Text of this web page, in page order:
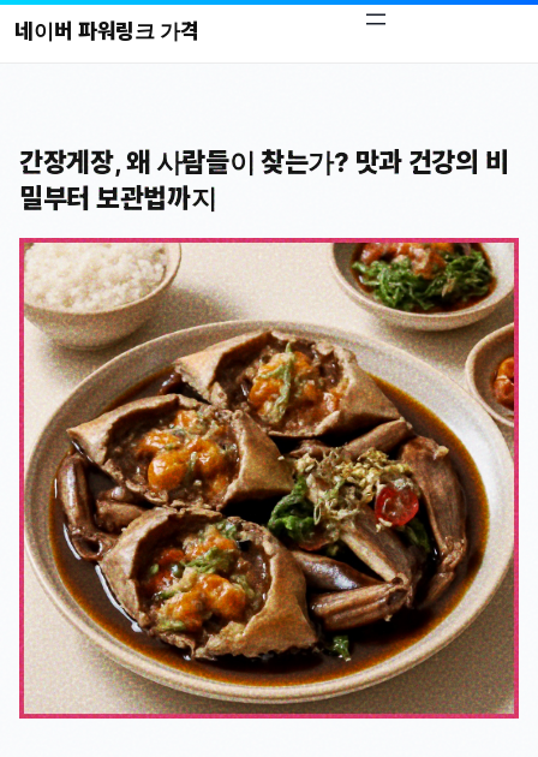
콘
바
기
네이버 파워링크 가격
간장게장, 왜 사람들이 찾는가? 맛과 건강의 비
밀부터 보관법까지